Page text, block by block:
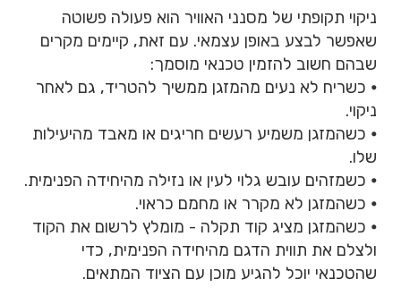
ניקוי תקופתי של מסנני האוויר הוא פעולה פשוטה
שאפשר לבצע באופן עצמאי. עם זאת, קיימים מקרים
שבהם חשוב להזמין טכנאי מוסמך:
⦁ כשריח לא נעים מהמזגן ממשיך להטריד, גם לאחר
ניקוי.
⦁ כשהמזגן משמיע רעשים חריגים או מאבד מהיעילות
שלו.
⦁ כשמזהים עובש גלוי לעין או נזילה מהיחידה הפנימית.
⦁ כשהמזגן לא מקרר או מחמם כראוי.
⦁ כשהמזגן מציג קוד תקלה - מומלץ לרשום את הקוד
ולצלם את תווית הדגם מהיחידה הפנימית, כדי
שהטכנאי יוכל להגיע מוכן עם הציוד המתאים.